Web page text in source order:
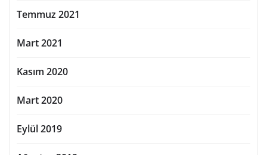
Temmuz 2021
Mart 2021
Kasım 2020
Mart 2020
Eylül 2019